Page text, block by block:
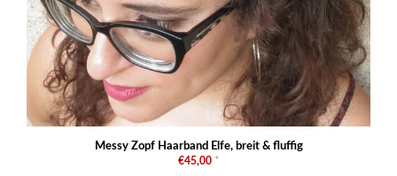
Messy Zopf Haarband Elfe, breit & fluffig
€45,00 *